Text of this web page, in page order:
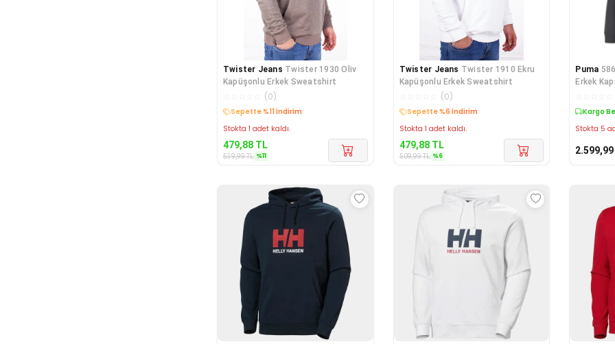
Twister Jeans Twister 1930 Oliv
Kapüşonlu Erkek Sweatshirt
(0)
Sepette %11 İndirim
Stokta 1 adet kaldı.
479,88 TL
539,99TL %11
Twister Jeans Twister 1910 Ekru
Kapüşonlu Erkek Sweatshirt
(0)
Sepette %6 İndirim
Stokta 1 adet kaldı.
479,88 TL
509,99TL %6
Puma
Erkek
Kargo
Stokta 5
2.599,99